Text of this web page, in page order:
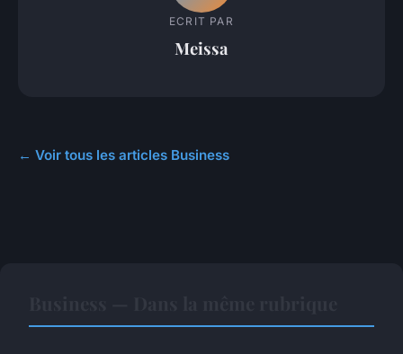
ECRIT PAR
Meissa
← Voir tous les articles Business